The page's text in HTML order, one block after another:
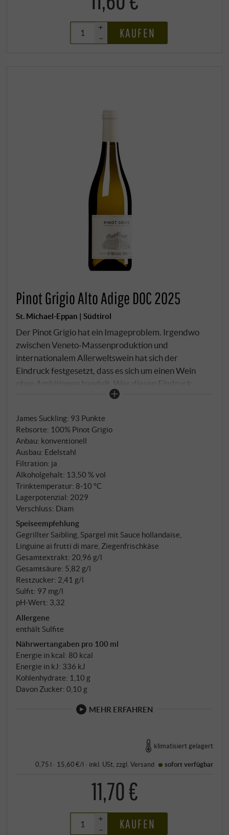
+
–
KAUFEN
Pinot Grigio Alto Adige DOC 2025
St. Michael-Eppan | Südtirol
Der Pinot Grigio hat ein Imageproblem. Irgendwo
zwischen Veneto-Massenproduktion und
internationalem Allerweltswein hat sich der
Eindruck festgesetzt, dass es sich um einen Wein
ohne Ambitionen handelt. Wer diesen Eindruck
korrigieren möchte, greift nach Südtirol. Im Alto
– ein Terroir gefunden, das ihr gibt, was sie anderswo
nicht bekommt: kühle Nächte, Höhenlagen zwischen
300 und 500 Metern, kalkhaltige Böden, alpine
Präzision. Kellermeister Hans Terzer, seit
Jahrzehnten einer der prägenden Köpfe des
Südtiroler Weißweins, hat die Linie klar formuliert:
sauber, sortenrein, klar in der Tonalität. Die Kellerei
St. Michael-Eppan, 1907 gegründet und von 340
Mitgliedsfamilien getragen, hat daraus einen ihrer
meistverkauften Weine gemacht – zu Recht. 100%
Pinot Grigio, Gärung und Ausbau ausschließlich in
Stahl.
James Suckling: 93 Punkte
Rebsorte: 100% Pinot Grigio
Anbau: konventionell
Ausbau: Edelstahl
Filtration: ja
Alkoholgehalt: 13,50 % vol
Trinktemperatur: 8‑10 °C
Lagerpotenzial: 2029
Verschluss: Diam
Speiseempfehlung
Gegrillter Saibling, Spargel mit Sauce hollandaise,
Linguine ai frutti di mare, Ziegenfrischkäse
Gesamtextrakt: 20,96 g/l
Gesamtsäure: 5,82 g/l
Restzucker: 2,41 g/l
Sulfit: 97 mg/l
pH-Wert: 3,32
Allergene
enthält Sulfite
Nährwertangaben pro 100 ml
Energie in kcal: 80 kcal
Energie in kJ: 336 kJ
Kohlenhydrate: 1,10 g
Davon Zucker: 0,10 g
MEHR ERFAHREN
klimatisiert gelagert
0,75 l · 15,60 €/l · inkl. USt, zzgl.Versand sofort verfügbar
11,70 €
+
–
KAUFEN